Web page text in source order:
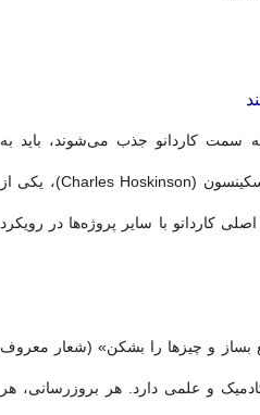
سمت کاردانو جذب می‌شوند، باید به
ریشه‌های آن نگاه کنیم. کاردانو توسط چارلز هاسکینسون (Charles Hoskinson)، یکی از
کاردانو با سایر پروژه‌ها در رویکرد
بساز و چیزها را بشکن» (شعار معروف
و علمی دارد. هر بروزرسانی، هر